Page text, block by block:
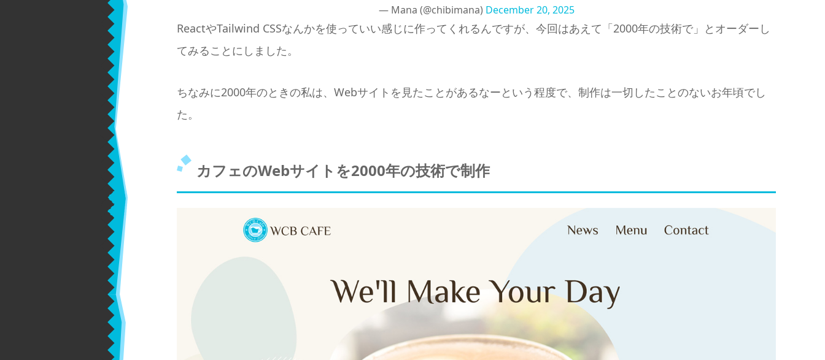
— Mana (@chibimana) December 20, 2025
ReactやTailwind CSSなんかを使っていい感じに作ってくれるんですが、今回はあえて「2000年の技術で」とオーダーし
てみることにしました。
ちなみに2000年のときの私は、Webサイトを見たことがあるなーという程度で、制作は一切したことのないお年頃でし
た。
カフェのWebサイトを2000年の技術で制作